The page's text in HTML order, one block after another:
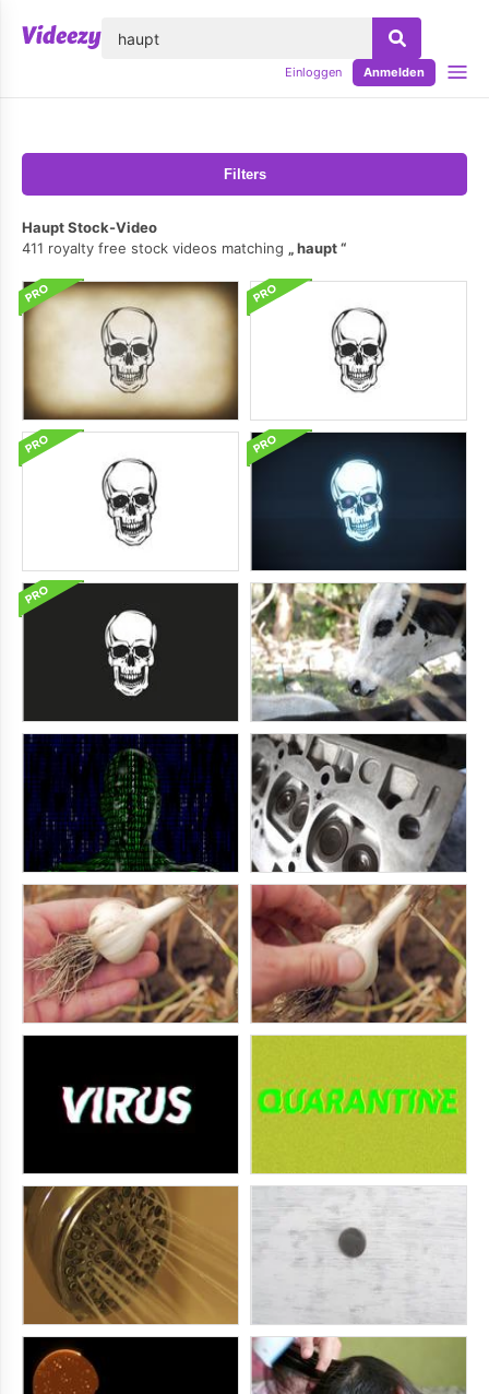
Einloggen Anmelden
Filters
Haupt Stock-Video
411 royalty free stock videos matching
haupt